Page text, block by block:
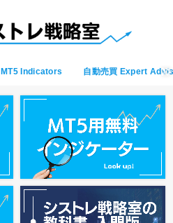
MT5 Indicators 自動売買 Expert